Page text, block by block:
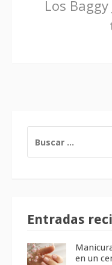
leyendo
Los
Entradas
en un